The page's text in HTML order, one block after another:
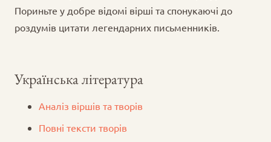
Пориньте у добре відомі вірші та спонукаючі до
роздумів цитати легендарних письменників.
Українська література
Аналіз віршів та творів
Повні тексти творів